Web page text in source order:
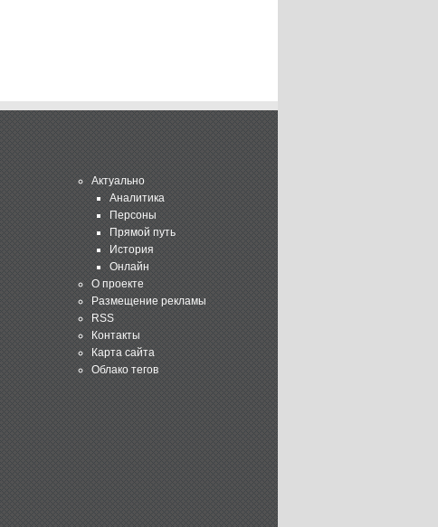
Актуально
Аналитика
Персоны
Прямой путь
История
Онлайн
О проекте
Размещение рекламы
RSS
Контакты
Карта сайта
Облако тегов